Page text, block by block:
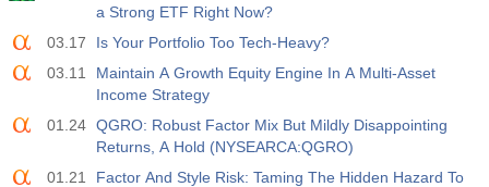
a Strong ETF Right Now?
03.17
Is Your Portfolio Too Tech-Heavy?
03.11
Maintain A Growth Equity Engine In A Multi-Asset
Income Strategy
01.24 QGRO: Robust Factor Mix But Mildly Disappointing
Returns, A Hold (NYSEARCA:QGRO)
01.21
Factor And Style Risk: Taming The Hidden Hazard To